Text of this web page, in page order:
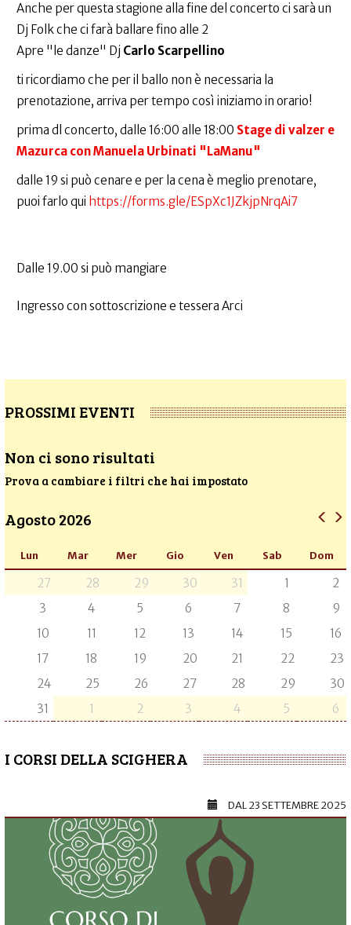
Anche per questa stagione alla fine del concerto ci sarà un
Dj Folk che ci farà ballare fino alle 2
Apre "le danze" Dj Carlo Scarpellino
ti ricordiamo che per il ballo non è necessaria la
prenotazione, arriva per tempo così iniziamo in orario!
prima dl concerto, dalle 16:00 alle 18:00 Stage di valzer e
Mazurca con Manuela Urbinati "LaManu"
dalle 19 si può cenare e per la cena è meglio prenotare,
puoi farlo qui https://forms.gle/ESpXc1JZkjpNrqAi7
Dalle 19.00 si può mangiare
Ingresso con sottoscrizione e tessera Arci
PROSSIMI EVENTI
Non ci sono risultati
Prova a cambiare i filtri che hai impostato
Agosto 2026
Lun Mar Mer Gio Ven Sab Dom
27 28 29 30 31 1
2
3
4 5 6 7 8
9
10
11 12 13 14 15
16
17
18 19 20 21 22
23
24
25 26 27 28 29
30
31
1 2 3 4 5 6
I CORSI DELLA SCIGHERA
DAL23 SETTEMBRE 2025